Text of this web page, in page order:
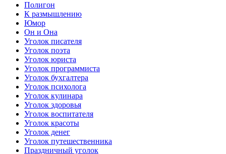
Полигон
К размышлению
Юмор
Он и Она
Уголок писателя
Уголок поэта
Уголок юриста
Уголок программиста
Уголок бухгалтера
Уголок психолога
Уголок кулинара
Уголок здоровья
Уголок воспитателя
Уголок красоты
Уголок денег
Уголок путешественника
Праздничный уголок